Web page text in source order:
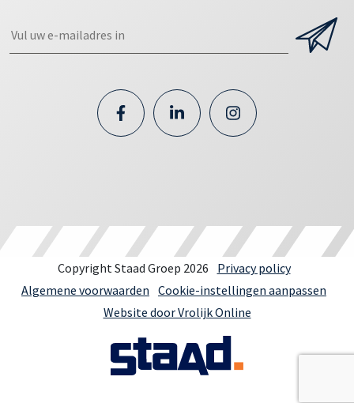
Copyright Staad Groep 2026
Privacy policy
Algemene voorwaarden Cookie-instellingen aanpassen
Website door Vrolijk Online